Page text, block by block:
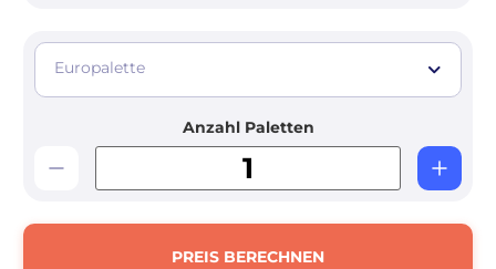
Europalette
Anzahl Paletten
PREIS BERECHNEN